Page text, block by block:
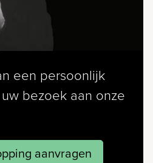
een persoonlijk
bezoek aan onze
aanvragen